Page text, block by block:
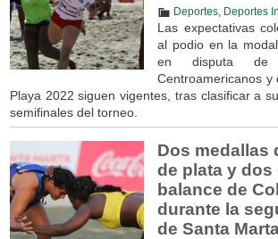
Deportes, Deportes
Las expectativas
al podio en la
en disputa
Centroamericanos
Playa 2022 siguen vigentes, tras clasificar a
semifinales del torneo.
Dos medallas
de plata y dos
balance de
durante la
de Santa